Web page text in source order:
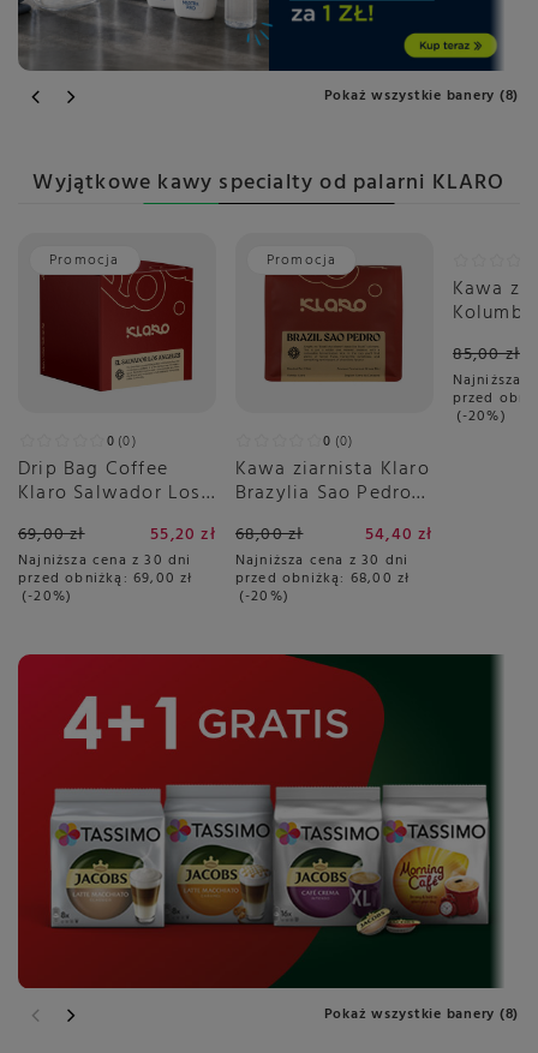
Pokaż wszystkie banery (8)
Wyjątkowe kawy specialty od palarni KLARO
Promocja
0 0
Drip Bag Coffee
Klaro Salwador Los
69,00 zł 55,20 zł
Najniższa cena z 30 dni
przed obniżką: 69,00 zł
-20%
Promocja
0 0
Kawa ziarnista Klaro
Brazylia Sao Pedro
68,00 zł 54,40 zł
Najniższa cena z 30 dni
przed obniżką: 68,00 zł
-20%
Kawa
85,00 zł
Najniższa
przed
-20%
Pokaż wszystkie banery (8)